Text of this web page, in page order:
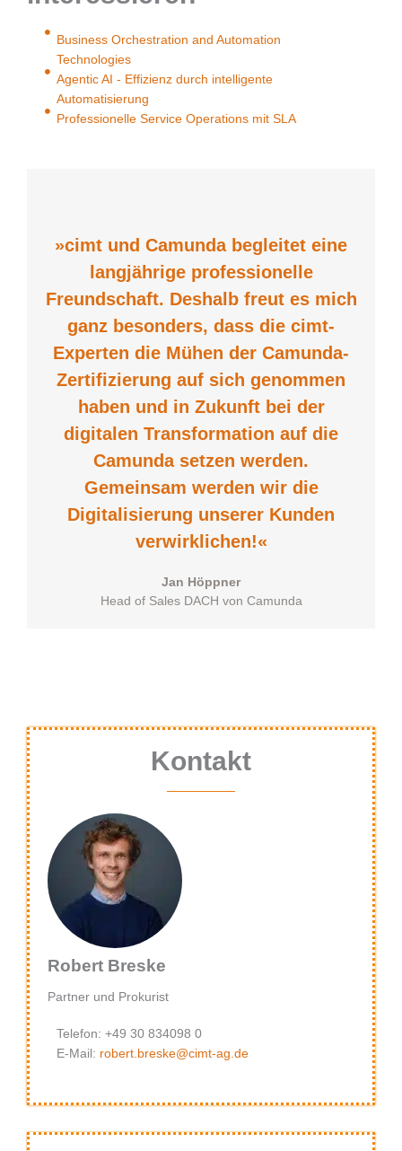
Business Orchestration and Automation
Technologies
Agentic AI - Effizienz durch intelligente
Automatisierung
Professionelle Service Operations mit SLA
»cimt und Camunda begleitet eine
langjährige professionelle
Freundschaft. Deshalb freut es mich
ganz besonders, dass die cimt-
Experten die Mühen der Camunda-
Zertifizierung auf sich genommen
haben und in Zukunft bei der
digitalen Transformation auf die
Camunda setzen werden.
Gemeinsam werden wir die
Digitalisierung unserer Kunden
verwirklichen!«
Jan Höppner
Head of Sales DACH von Camunda
Kontakt
Robert Breske
Partner und Prokurist
Telefon: +49 30 834098 0
E-Mail: robert.breske@cimt-ag.de